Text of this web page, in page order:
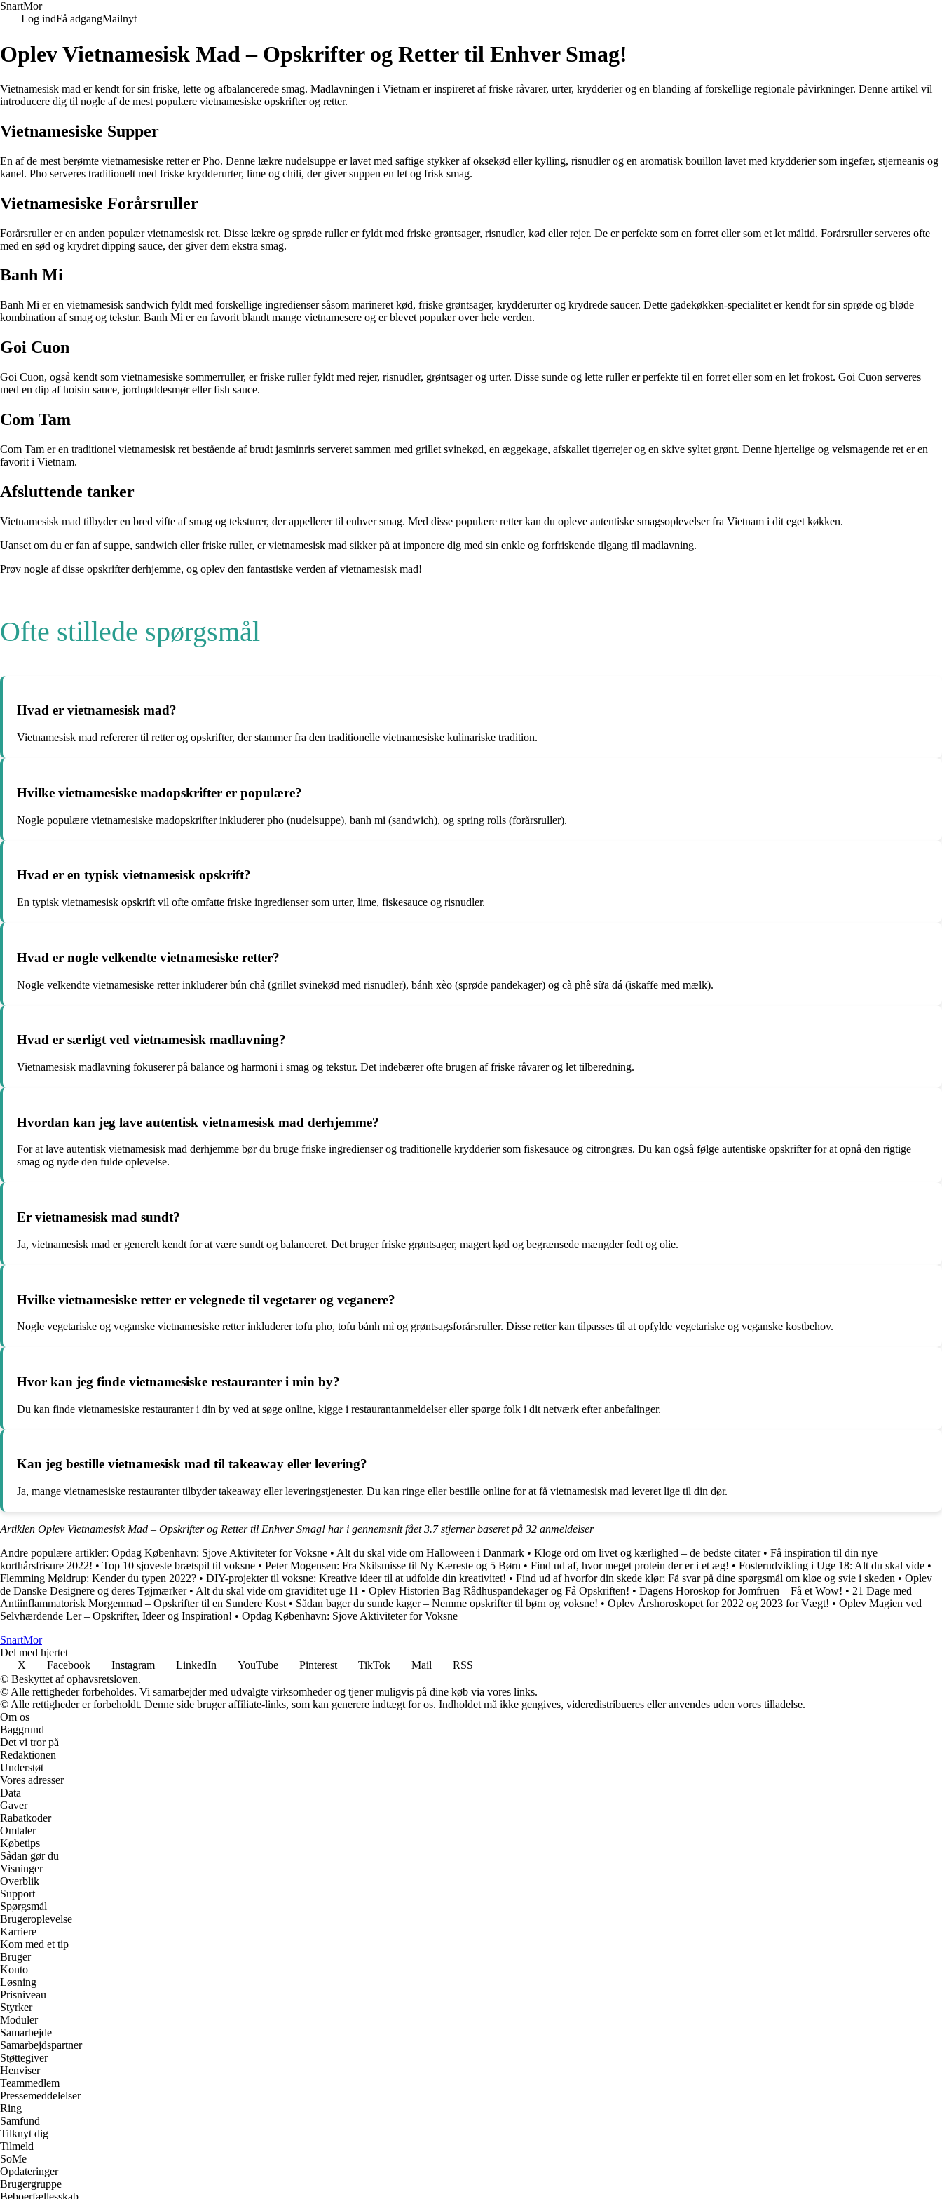
SnartMor
Log indFå adgangMailnyt
Oplev Vietnamesisk Mad – Opskrifter og Retter til Enhver Smag!
Vietnamesisk mad er kendt for sin friske, lette og afbalancerede smag. Madlavningen i Vietnam er inspireret af friske råvarer, urter, krydderier og en blanding af forskellige regionale påvirkninger. Denne artikel vil
introducere dig til nogle af de mest populære vietnamesiske opskrifter og retter.
Vietnamesiske Supper
En af de mest berømte vietnamesiske retter er Pho. Denne lækre nudelsuppe er lavet med saftige stykker af oksekød eller kylling, risnudler og en aromatisk bouillon lavet med krydderier som ingefær, stjerneanis og
kanel. Pho serveres traditionelt med friske krydderurter, lime og chili, der giver suppen en let og frisk smag.
Vietnamesiske Forårsruller
Forårsruller er en anden populær vietnamesisk ret. Disse lækre og sprøde ruller er fyldt med friske grøntsager, risnudler, kød eller rejer. De er perfekte som en forret eller som et let måltid. Forårsruller serveres ofte
med en sød og krydret dipping sauce, der giver dem ekstra smag.
Banh Mi
Banh Mi er en vietnamesisk sandwich fyldt med forskellige ingredienser såsom marineret kød, friske grøntsager, krydderurter og krydrede saucer. Dette gadekøkken-specialitet er kendt for sin sprøde og bløde
kombination af smag og tekstur. Banh Mi er en favorit blandt mange vietnamesere og er blevet populær over hele verden.
Goi Cuon
Goi Cuon, også kendt som vietnamesiske sommerruller, er friske ruller fyldt med rejer, risnudler, grøntsager og urter. Disse sunde og lette ruller er perfekte til en forret eller som en let frokost. Goi Cuon serveres
med en dip af hoisin sauce, jordnøddesmør eller fish sauce.
Com Tam
Com Tam er en traditionel vietnamesisk ret bestående af brudt jasminris serveret sammen med grillet svinekød, en æggekage, afskallet tigerrejer og en skive syltet grønt. Denne hjertelige og velsmagende ret er en
favorit i Vietnam.
Afsluttende tanker
Vietnamesisk mad tilbyder en bred vifte af smag og teksturer, der appellerer til enhver smag. Med disse populære retter kan du opleve autentiske smagsoplevelser fra Vietnam i dit eget køkken.
Uanset om du er fan af suppe, sandwich eller friske ruller, er vietnamesisk mad sikker på at imponere dig med sin enkle og forfriskende tilgang til madlavning.
Prøv nogle af disse opskrifter derhjemme, og oplev den fantastiske verden af vietnamesisk mad!
Ofte stillede spørgsmål
Hvad er vietnamesisk mad?
Vietnamesisk mad refererer til retter og opskrifter, der stammer fra den traditionelle vietnamesiske kulinariske tradition.
Hvilke vietnamesiske madopskrifter er populære?
Nogle populære vietnamesiske madopskrifter inkluderer pho (nudelsuppe), banh mi (sandwich), og spring rolls (forårsruller).
Hvad er en typisk vietnamesisk opskrift?
En typisk vietnamesisk opskrift vil ofte omfatte friske ingredienser som urter, lime, fiskesauce og risnudler.
Hvad er nogle velkendte vietnamesiske retter?
Nogle velkendte vietnamesiske retter inkluderer bún chả (grillet svinekød med risnudler), bánh xèo (sprøde pandekager) og cà phê sữa đá (iskaffe med mælk).
Hvad er særligt ved vietnamesisk madlavning?
Vietnamesisk madlavning fokuserer på balance og harmoni i smag og tekstur. Det indebærer ofte brugen af friske råvarer og let tilberedning.
Hvordan kan jeg lave autentisk vietnamesisk mad derhjemme?
For at lave autentisk vietnamesisk mad derhjemme bør du bruge friske ingredienser og traditionelle krydderier som fiskesauce og citrongræs. Du kan også følge autentiske opskrifter for at opnå den rigtige
smag og nyde den fulde oplevelse.
Er vietnamesisk mad sundt?
Ja, vietnamesisk mad er generelt kendt for at være sundt og balanceret. Det bruger friske grøntsager, magert kød og begrænsede mængder fedt og olie.
Hvilke vietnamesiske retter er velegnede til vegetarer og veganere?
Nogle vegetariske og veganske vietnamesiske retter inkluderer tofu pho, tofu bánh mì og grøntsagsforårsruller. Disse retter kan tilpasses til at opfylde vegetariske og veganske kostbehov.
Hvor kan jeg finde vietnamesiske restauranter i min by?
Du kan finde vietnamesiske restauranter i din by ved at søge online, kigge i restaurantanmeldelser eller spørge folk i dit netværk efter anbefalinger.
Kan jeg bestille vietnamesisk mad til takeaway eller levering?
Ja, mange vietnamesiske restauranter tilbyder takeaway eller leveringstjenester. Du kan ringe eller bestille online for at få vietnamesisk mad leveret lige til din dør.
Artiklen Oplev Vietnamesisk Mad – Opskrifter og Retter til Enhver Smag! har i gennemsnit fået3.7stjerner baseret på 32 anmeldelser
Andre populære artikler: Opdag København: Sjove Aktiviteter for Voksne • Alt du skal vide om Halloween i Danmark • Kloge ord om livet og kærlighed – de bedste citater• Få inspiration til din nye
korthårsfrisure 2022! • Top 10 sjoveste brætspil til voksne • Peter Mogensen: Fra Skilsmisse til Ny Kæreste og 5 Børn • Find ud af, hvor meget protein der er i et æg! • Fosterudvikling i Uge 18: Alt du skal vide •
Flemming Møldrup: Kender du typen 2022? • DIY-projekter til voksne: Kreative ideer til at udfolde din kreativitet! • Find ud af hvorfor din skede klør: Få svar på dine spørgsmål om kløe og svie i skeden • Oplev
de Danske Designere og deres Tøjmærker• Alt du skal vide om graviditet uge 11 • Oplev Historien Bag Rådhuspandekager og Få Opskriften! • Dagens Horoskop for Jomfruen – Få et Wow! • 21 Dage med
Antiinflammatorisk Morgenmad – Opskrifter til en Sundere Kost • Sådan bager du sunde kager – Nemme opskrifter til børn og voksne! • Oplev Årshoroskopet for 2022 og 2023 for Vægt! • Oplev Magien ved
Selvhærdende Ler – Opskrifter, Ideer og Inspiration! • Opdag København: Sjove Aktiviteter for Voksne
SnartMor
Del med hjertet
X
Facebook Instagram LinkedIn YouTube Pinterest TikTok Mail
RSS
© Beskyttet af ophavsretsloven.
© Alle rettigheder forbeholdes. Vi samarbejder med udvalgte virksomheder og tjener muligvis på dine køb via vores links.
© Alle rettigheder er forbeholdt. Denne side bruger affiliate-links, som kan generere indtægt for os. Indholdet må ikke gengives, videredistribueres eller anvendes uden vores tilladelse.
Om os
Baggrund
Det vi tror på
Redaktionen
Understøt
Vores adresser
Data
Gaver
Rabatkoder
Omtaler
Købetips
Sådan gør du
Visninger
Overblik
Support
Spørgsmål
Brugeroplevelse
Karriere
Kom med et tip
Bruger
Konto
Løsning
Prisniveau
Styrker
Moduler
Samarbejde
Samarbejdspartner
Støttegiver
Henviser
Teammedlem
Pressemeddelelser
Ring
Samfund
Tilknyt dig
Tilmeld
SoMe
Opdateringer
Brugergruppe